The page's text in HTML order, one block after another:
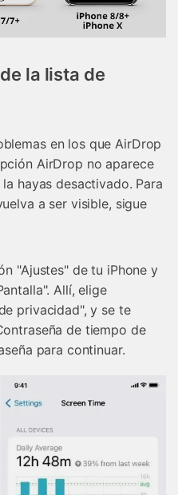
la lista de
en los que AirDrop
AirDrop no aparece
hayas desactivado. Para
a ser visible, sigue
"Ajustes" de tu iPhone y
Allí, elige
privacidad", y se te
de tiempo de
para continuar.